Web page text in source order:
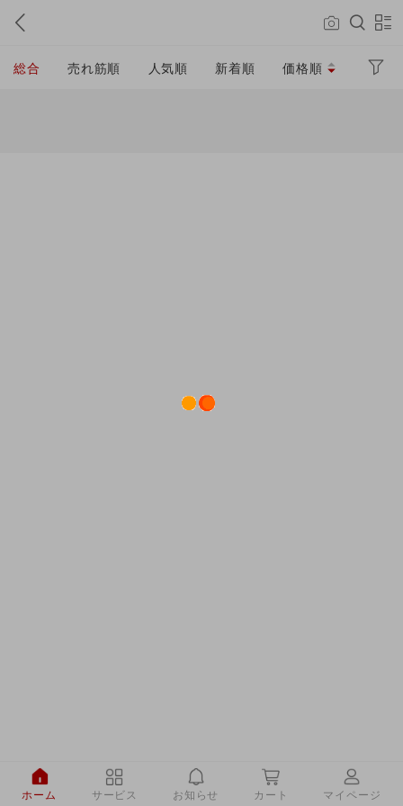
総合 売れ筋順 人気順 新着順 価格順
ホーム サービス お知らせ カート マイページ